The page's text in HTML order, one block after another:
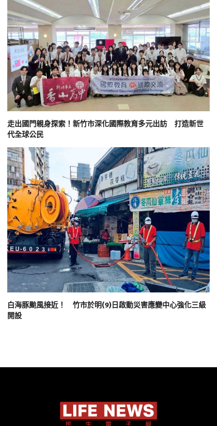
走出國門親身探索！新竹市深化國際教育多元出訪 打造新世
代全球公民
白海豚颱風接近！ 竹市於明(9)日啟動災害應變中心強化三級
開設